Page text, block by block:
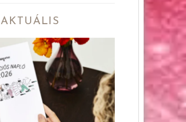
AKTUÁLIS